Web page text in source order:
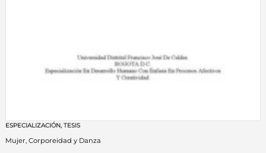
ESPECIALIZACIÓN, TESIS
Mujer, Corporeidad y Danza